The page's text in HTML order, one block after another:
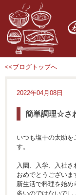
<<ブログトップへ
2022年04月08日
簡単調理☆さ
いつも塩干の太助を
す。
入園、入学、入社さ
おめでとうございま
新生活で料理を始め
多いのではないでし